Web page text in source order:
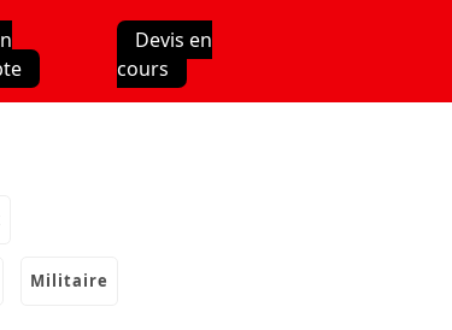
Devis en
cours
militaire